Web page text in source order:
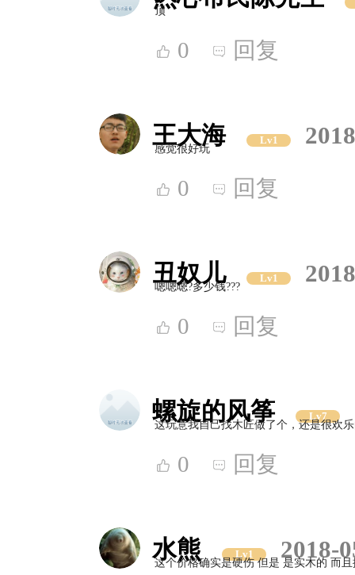
顶
0 回复
王大海 Lv1
感觉很好玩
0 回复
丑奴儿 Lv1
嗯嗯嗯?多少钱???
0 回复
螺旋的风筝 Lv7
这玩意我自己找木匠做了个，还是很欢
0 回复
水熊 Lv1 2018-
这个价格确实是硬伤 但是 是实木的 而